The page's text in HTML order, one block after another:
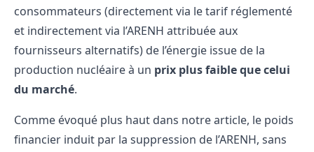
consommateurs (directement via le tarif réglementé
et indirectement via l’ARENH attribuée aux
fournisseurs alternatifs) de l’énergie issue de la
production nucléaire à un prix plus faible que celui
du marché.
Comme évoqué plus haut dans notre article, le poids
financier induit par la suppression de l’ARENH, sans